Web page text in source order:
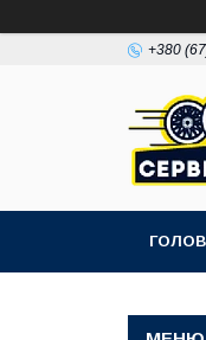
+380